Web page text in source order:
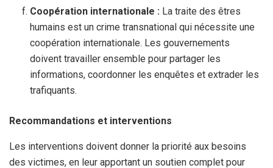
Coopération internationale : La traite des êtres
humains est un crime transnational qui nécessite une
coopération internationale. Les gouvernements
doivent travailler ensemble pour partager les
informations, coordonner les enquêtes et extrader les
trafiquants.
Recommandations et interventions
Les interventions doivent donner la priorité aux besoins
des victimes, en leur apportant un soutien complet pour